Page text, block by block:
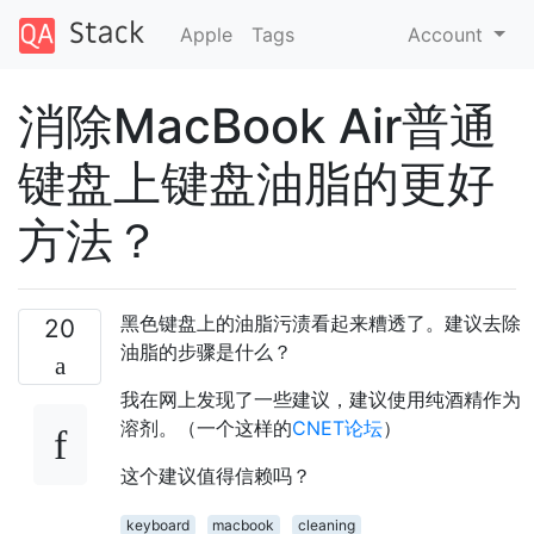
Apple Tags Account
消除MacBook Air普通
键盘上键盘油脂的更好
方法？
20
黑色键盘上的油脂污渍看起来糟透了。建议去除
油脂的步骤是什么？
我在网上发现了一些建议，建议使用纯酒精作为
溶剂。（一个这样的CNET论坛）
这个建议值得信赖吗？
keyboard macbook
cleaning